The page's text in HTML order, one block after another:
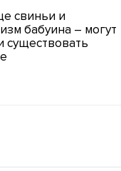
свиньи и
бабуина – могут
существовать